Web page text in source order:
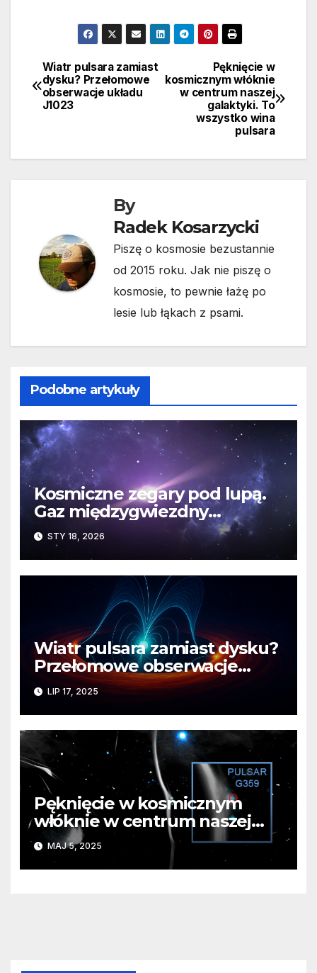
Nawigacja
wpisu
Pęknięcie w
kosmicznym włóknie
w centrum naszej
galaktyki. To
wszystko wina
pulsara
Wiatr pulsara zamiast
dysku? Przełomowe
obserwacje układu
J1023
By
Radek Kosarzycki
Piszę o kosmosie bezustannie
od 2015 roku. Jak nie piszę o
kosmosie, to pewnie łażę po
lesie lub łąkach z psami.
Podobne artykuły
Kosmiczne zegary pod lupą.
Gaz międzygwiezdny
komplikuje sprawę
STY 18, 2026
Wiatr pulsara zamiast dysku?
Przełomowe obserwacje
układu J1023
LIP 17, 2025
Pęknięcie w kosmicznym
włóknie w centrum naszej
galaktyki. To wszystko wina
pulsara
MAJ 5, 2025